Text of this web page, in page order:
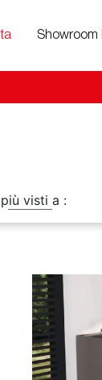
Showroom
visti a :